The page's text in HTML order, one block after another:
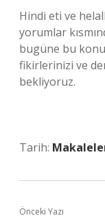
Hindi eti ve
yorumlar
bugüne bu
fikirlerinizi ve
bekliyoruz.
Tarih:
Önceki Yazı